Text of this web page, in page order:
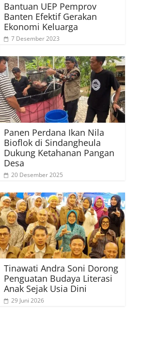
Bantuan UEP Pemprov
Banten Efektif Gerakan
Ekonomi Keluarga
7 Desember 2023
Panen Perdana Ikan Nila
Bioflok di Sindangheula
Dukung Ketahanan Pangan
Desa
20 Desember 2025
Tinawati Andra Soni Dorong
Penguatan Budaya Literasi
Anak Sejak Usia Dini
29 Juni 2026